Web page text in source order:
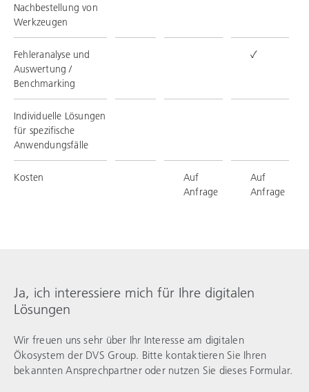
Nachbestellung von
Werkzeugen
Fehleranalyse und
Auswertung /
Benchmarking
✓
Individuelle Lösungen
für spezifische
Anwendungsfälle
Kosten
Auf
Anfrage
Auf
Anfrage
Ja, ich interessiere mich für Ihre digitalen
Lösungen
Wir freuen uns sehr über Ihr Interesse am digitalen
Ökosystem der DVS Group. Bitte kontaktieren Sie Ihren
bekannten Ansprechpartner oder nutzen Sie dieses Formular.